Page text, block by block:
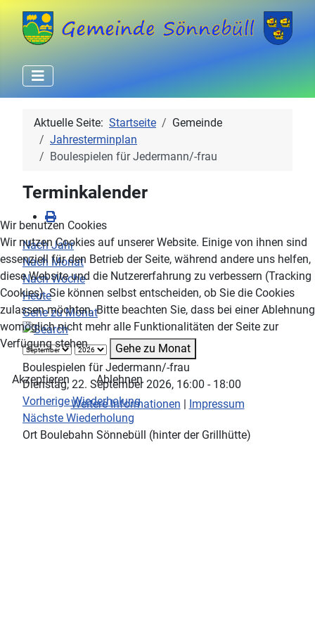
Aktuelle Seite: Startseite
Gemeinde
Jahresterminplan
Boulespielen für Jedermann/-frau
Terminkalender
Nach Jahr
Nach Monat
Nach Woche
Heute
Gehe zu Monat
Gehe zu Monat
Boulespielen für Jedermann/-frau
Dienstag, 22. September 2026, 16:00 - 18:00
Vorherige Wiederholung
Nächste Wiederholung
Ort Boulebahn Sönnebüll (hinter der Grillhütte)
Wir benutzen Cookies
Wir nutzen Cookies auf unserer Website. Einige von ihnen sind
essenziell für den Betrieb der Seite, während andere uns helfen,
diese Website und die Nutzererfahrung zu verbessern (Tracking
Cookies). Sie können selbst entscheiden, ob Sie die Cookies
zulassen möchten. Bitte beachten Sie, dass bei einer Ablehnung
womöglich nicht mehr alle Funktionalitäten der Seite zur
Verfügung stehen.
Akzeptieren
Ablehnen
Weitere Informationen | Impressum